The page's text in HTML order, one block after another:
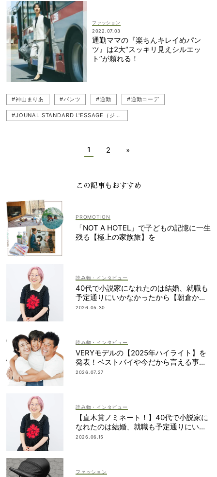
#シャツコーデ #羽織り
ファッション
2022.07.03
通勤ママの『楽ちんキレイめパン
ツ』は2大“スッキリ見えシルエッ
ト”が頼れる！
#神山まりあ #パンツ #通勤 #通勤コーデ
#JOUNAL STANDARD L'ESSAGE（ジャーナル スタンダード レサージュ）
1 2 »
この記事もおすすめ
「NOT A HOTEL」で子どもの記憶に一生
残る【極上の家族旅】を
読み物・インタビュー
40代で小説家になれたのは結婚、就職も
予定通りにいかなかったから【朝倉かす
みさん】
2026.05.30
読み物・インタビュー
VERYモデルの【2025年ハイライト】を
発表！ベストバイや今だから言える事件
簿も大公開
2026.07.27
読み物・インタビュー
【直木賞ノミネート！】40代で小説家に
なれたのは結婚、就職も予定通りにいか
なかったから｜朝倉かすみさん
2026.06.15
ファッション